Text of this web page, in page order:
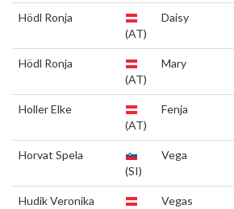
Hödl Ronja
(AT)
Daisy
Hödl Ronja
(AT)
Mary
Holler Elke
(AT)
Fenja
Horvat Spela
(SI)
Vega
Hudik Veronika
Vegas